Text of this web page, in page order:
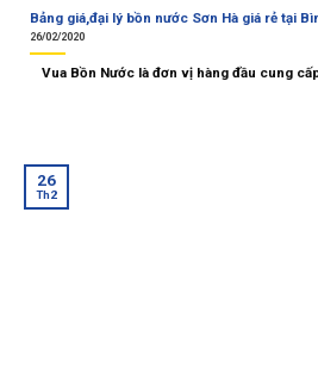
Bảng giá,đại lý bồn nước Sơn Hà giá rẻ tại
26/02/2020
Vua Bồn Nước là đơn vị hàng đầu cung
26
Th2